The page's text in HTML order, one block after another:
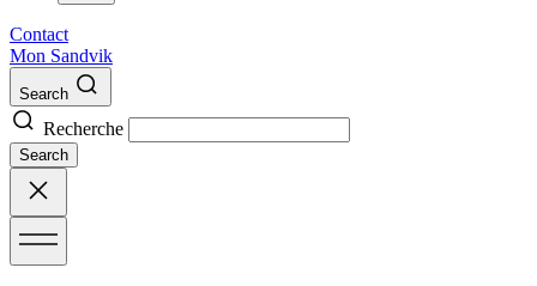
Contact
Mon Sandvik
Search
Recherche
Search